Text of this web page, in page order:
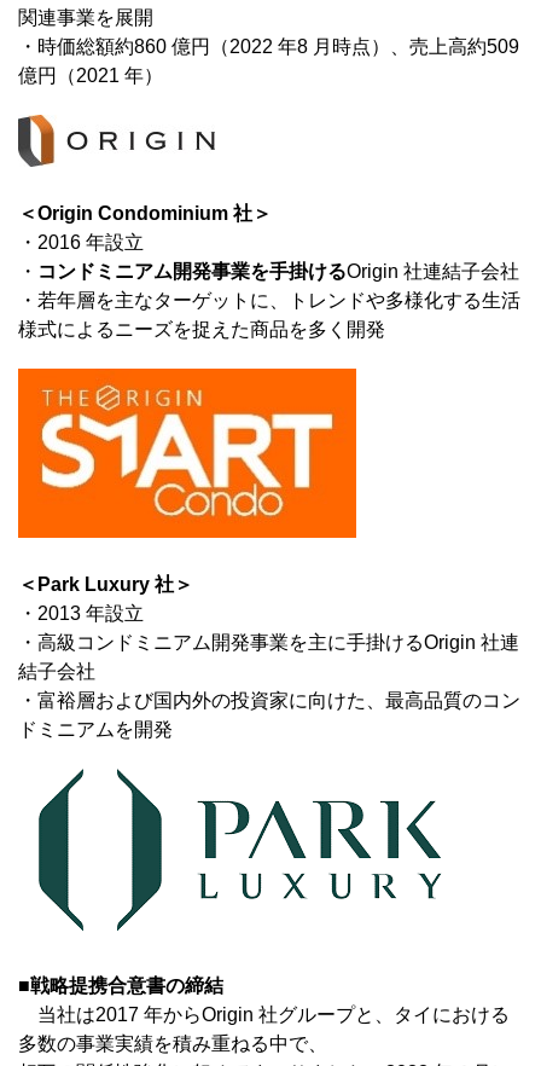
関連事業を展開
・時価総額約860 億円（2022 年8 月時点）、売上高約509
億円（2021 年）
＜Origin Condominium 社＞
・2016 年設立
・ コンドミニアム開発事業を手掛けるOrigin 社連結子会社
・若年層を主なターゲットに、トレンドや多様化する生活
様式によるニーズを捉えた商品を多く開発
＜Park Luxury 社＞
・2013 年設立
・高級コンドミニアム開発事業を主に手掛けるOrigin 社連
結子会社
・富裕層および国内外の投資家に向けた、最高品質のコン
ドミニアムを開発
■戦略提携合意書の締結
当社は2017 年からOrigin 社グループと、タイにおける
多数の事業実績を積み重ねる中で、